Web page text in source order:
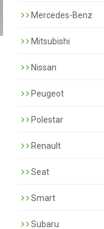
Mercedes-Benz
Mitsubishi
Nissan
Peugeot
Polestar
Renault
Seat
Smart
Subaru